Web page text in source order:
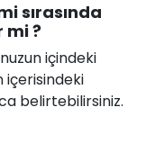
sırasında
?
içindeki
içerisindeki
belirtebilirsiniz.